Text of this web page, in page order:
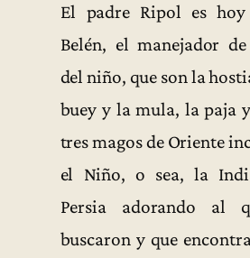
El padre Ripol es
Belén, el manejador
del niño, que son la
buey y la mula, la paja
tres magos de Oriente
el Niño, o sea, la
Persia adorando al
buscaron y que